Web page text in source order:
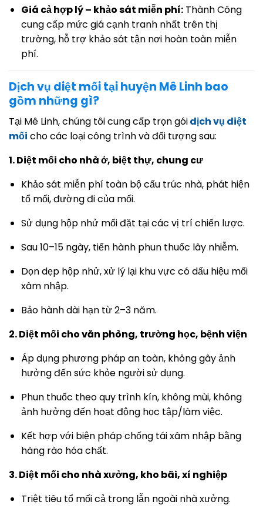
Giá cả hợp lý – khảo sát miễn phí:Thành Công
cung cấp mức giá cạnh tranh nhất trên thị
trường, hỗ trợ khảo sát tận nơi hoàn toàn miễn
phí.
Dịch vụ diệt mối tại huyện Mê Linh bao
gồm những gì?
Tại Mê Linh, chúng tôi cung cấp trọn góidịch vụ diệt
mối cho các loại công trình và đối tượng sau:
1. Diệt mối cho nhà ở, biệt thự, chung cư
Khảo sát miễn phí toàn bộ cấu trúc nhà, phát hiện
tổ mối, đường đi của mối.
Sử dụng hộp nhử mối đặt tại các vị trí chiến lược.
Sau 10–15 ngày, tiến hành phun thuốc lây nhiễm.
Dọn dẹp hộp nhử, xử lý lại khu vực có dấu hiệu mối
xâm nhập.
Bảo hành dài hạn từ 2–3 năm.
2. Diệt mối cho văn phòng, trường học, bệnh viện
Áp dụng phương pháp an toàn, không gây ảnh
hưởng đến sức khỏe người sử dụng.
Phun thuốc theo quy trình kín, không mùi, không
ảnh hưởng đến hoạt động học tập/làm việc.
Kết hợp với biện pháp chống tái xâm nhập bằng
hàng rào hóa chất.
3. Diệt mối cho nhà xưởng, kho bãi, xí nghiệp
Triệt tiêu tổ mối cả trong lẫn ngoài nhà xưởng.